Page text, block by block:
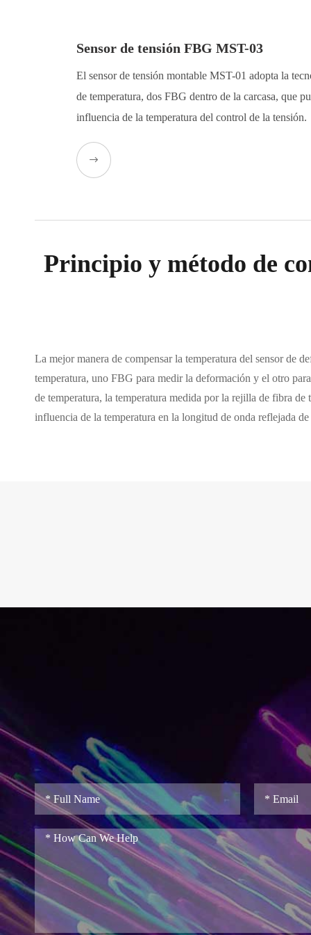
Sensor de tensión FBG MST-03
El sensor de tensión montable MST-01 adopta la
de temperatura, dos FBG dentro de la carcasa, que
influencia de la temperatura del control de la tensión.

Principio y método de
La mejor manera de compensar la temperatura del sensor de
temperatura, uno FBG para medir la deformación y el otro
de temperatura, la temperatura medida por la rejilla de fibra
influencia de la temperatura en la longitud de onda reflejada